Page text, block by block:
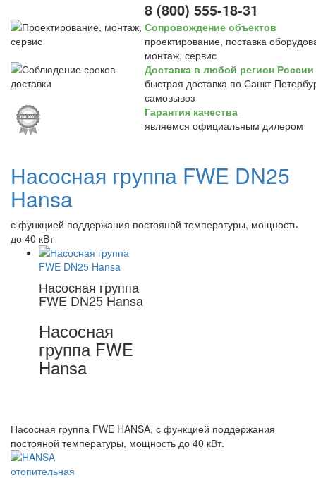
8 (800) 555-18-31
Сопровождение объектов
проектирование, поставка
монтаж, сервис
Доставка в любой регион России
быстрая доставка по Санкт-
самовывоз
Гарантия качества
являемся официальным дилером
Насосная группа FWE DN25
Hansa
с функцией поддержания постояной температуры, мощность
до 40 кВт
Насосная группа
FWE DN25 Hansa
Насосная
группа FWE
Hansa
Насосная группа FWE HANSA, с функцией поддержания
постояной температуры, мощность до 40 кВт.